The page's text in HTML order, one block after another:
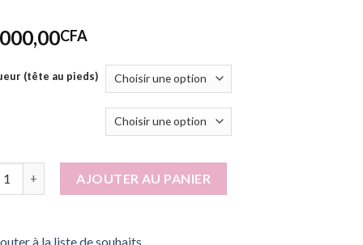
CFA
(tête au pieds)
AJOUTER AU PANIER
à la liste de souhaits